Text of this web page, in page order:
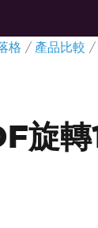
格 產品比較
旋轉